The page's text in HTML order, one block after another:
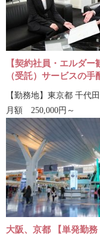
【契約社員・エルダ
（受託）サービスの
【勤務地】東京都 千代
月額 250,000円～
大阪、京都 【単発勤